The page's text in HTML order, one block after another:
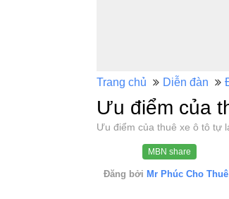
Trang chủ Diễn đàn
Ưu điểm của
Ưu điểm của thuê xe ô tô tự
MBN share
Đăng bởi Mr Phúc Cho